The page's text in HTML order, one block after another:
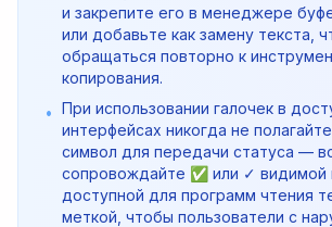
и закрепите его в менеджере
или добавьте как замену текста,
обращаться повторно к
копирования.
• При использовании галочек в
интерфейсах никогда не
символ для передачи статуса —
сопровождайте ✅ или ✓ видимой
доступной для программ чтения
меткой, чтобы пользователи с